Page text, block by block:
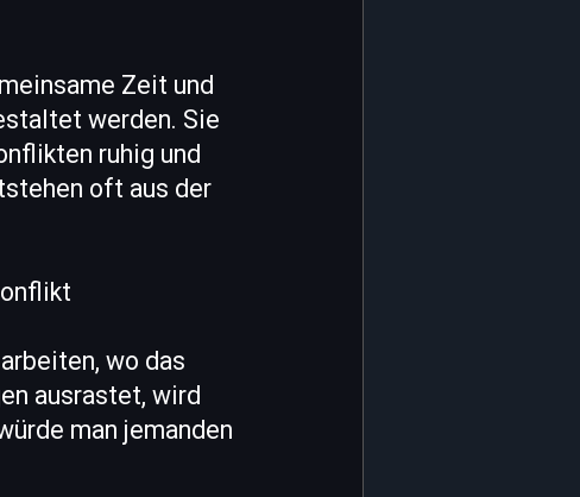
Zeit und
werden. Sie
ruhig und
oft aus der
wo das
ausrastet, wird
man jemanden